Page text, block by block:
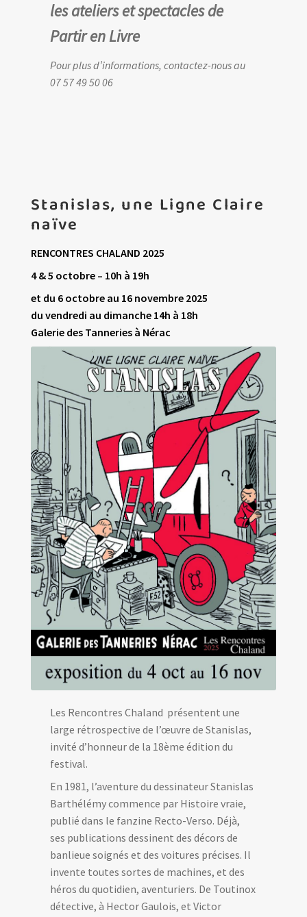
les ateliers et spectacles de
Partir en Livre
Pour plus d’informations, contactez-nous au
07 57 49 50 06
Stanislas, une Ligne Claire
naïve
RENCONTRES CHALAND 2025
4 & 5 octobre – 10h à 19h
et du 6 octobre au 16 novembre 2025
du vendredi au dimanche 14h à 18h
Galerie des Tanneries à Nérac
Les Rencontres Chaland présentent une
large rétrospective de l’œuvre de Stanislas,
invité d’honneur de la 18ème édition du
festival.
En 1981, l’aventure du dessinateur Stanislas
Barthélémy commence par Histoire vraie,
publié dans le fanzine Recto-Verso. Déjà,
ses publications dessinent des décors de
banlieue soignés et des voitures précises. Il
invente toutes sortes de machines, et des
héros du quotidien, aventuriers. De Toutinox
détective, à Hector Gaulois, et Victor